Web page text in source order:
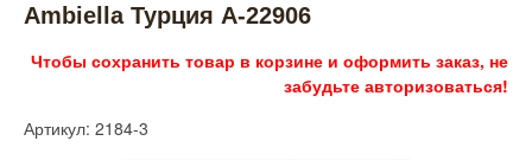
Ambiella Турция А-22906
Чтобы сохранить товар в корзине и оформить заказ, не
забудьте авторизоваться!
Артикул: 2184-3